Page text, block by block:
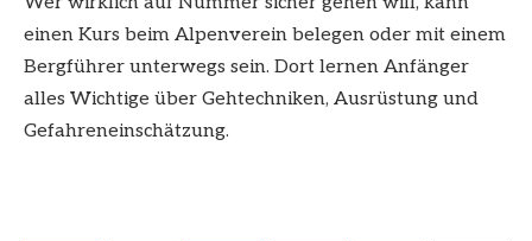
einen Kurs beim Alpenverein belegen oder mit einem
Bergführer unterwegs sein. Dort lernen Anfänger
alles Wichtige über Gehtechniken, Ausrüstung und
Gefahreneinschätzung.